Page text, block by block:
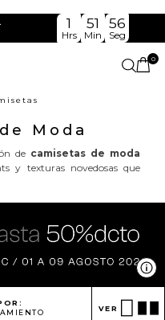
1
Hrs
51
Min
56
Seg
0
Moda
de camisetas de moda
y texturas novedosas que
VER